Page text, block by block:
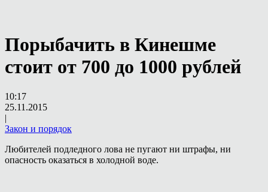
Порыбачить в Кинешме
стоит от 700 до 1000 рублей
10:17
25.11.2015
|
Закон и порядок
Любителей подледного лова не пугают ни штрафы, ни
опасность оказаться в холодной воде.